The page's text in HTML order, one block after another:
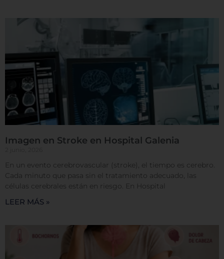
Imagen en Stroke en Hospital Galenia
En un evento cerebrovascular (stroke), el tiempo es cerebro.
Cada minuto que pasa sin el tratamiento adecuado, las
células cerebrales están en riesgo. En Hospital
LEER MÁS »
Cookies de rendimiento
Rechazar todas
Confirmar mis preferencias